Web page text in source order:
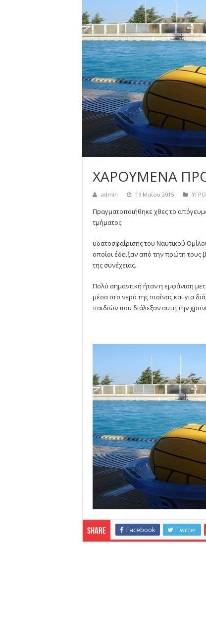
ΧΑΡΟΥΜΕΝΑ
admin 19 Μαΐου 2015
Πραγματοποιήθηκε χθες το
τμήματος
υδατοσφαίρισης του Ναυτικού
οποίοι έδειξαν από την πρώτη τους
της συνέχειας.
Πολύ σημαντική ήταν η εμφάνιση
μέσα στο νερό της πισίνας και για
παιδιών που διάλεξαν αυτή την
Share Facebook Twitter